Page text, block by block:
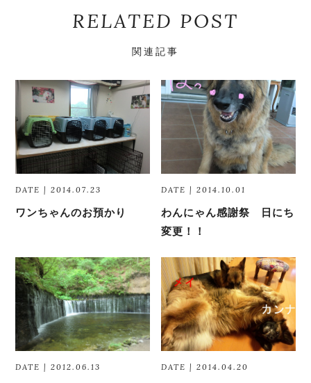
RELATED POST
関連記事
DATE | 2014.07.23
ワンちゃんのお預かり
DATE | 2014.10.01
わんにゃん感謝祭 日にち
変更！！
DATE | 2012.06.13 DATE | 2014.04.20